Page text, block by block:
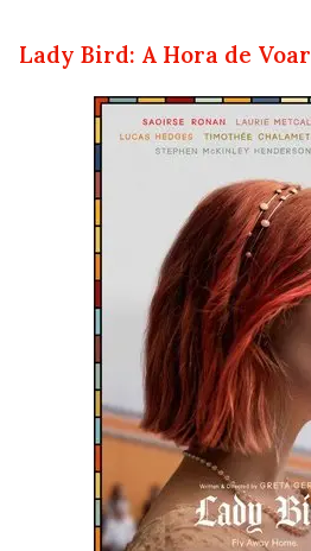
Lady Bird: A Hora de Voar